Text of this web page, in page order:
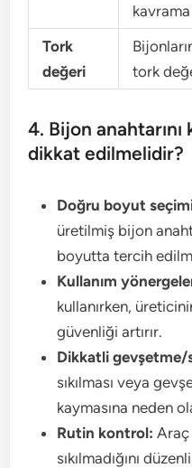
Tork
değeri
tork
4. Bijon
dikkat edilmelidir?
Doğru boyut
üretilmiş bijon
boyutta tercih
Kullanım
kullanırken,
güvenliği artırır.
Dikkatli gevşetme/
sıkılması veya
kaymasına neden
Rutin kontrol: Araç
sıkılmadığını